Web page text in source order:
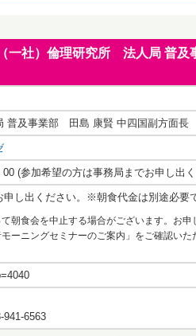
一社）倫理研究所 法人局 普
普及事業部 田島 康賢 中四国副方面長
(参加希望の方は事務局までお申し出
し出ください。※朝食代金は別途必要
朝食会を中止する場合がございます。お申
ーニングセミナーのご案内」をご確認い
6563